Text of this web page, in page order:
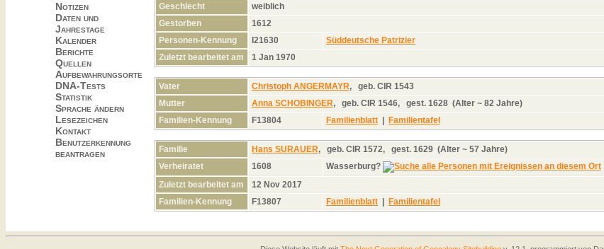
Notizen
Daten und
Jahrestage
Kalender
Berichte
Quellen
Aufbewahrungsorte
DNA-Tests
Statistik
Sprache ändern
Lesezeichen
Kontakt
Benutzerkennung
beantragen
Geschlecht
weiblich
Gestorben
1612
Personen-Kennung
I21630
Süddeutsche Patrizier
Zuletzt bearbeitet am
1 Jan 1970
Vater Christoph ANGERMAYR, geb. CIR 1543
Mutter
Anna SCHOBINGER, geb. CIR 1546, gest. 1628 (Alter ~ 82 Jahre)
Familien-Kennung
F13804 Familienblatt | Familientafel
Familie Hans SURAUER, geb. CIR 1572, gest. 1629 (Alter ~ 57 Jahre)
Verheiratet
1608
Wasserburg?
Zuletzt bearbeitet am
12 Nov 2017
Familien-Kennung
F13807 Familienblatt | Familientafel